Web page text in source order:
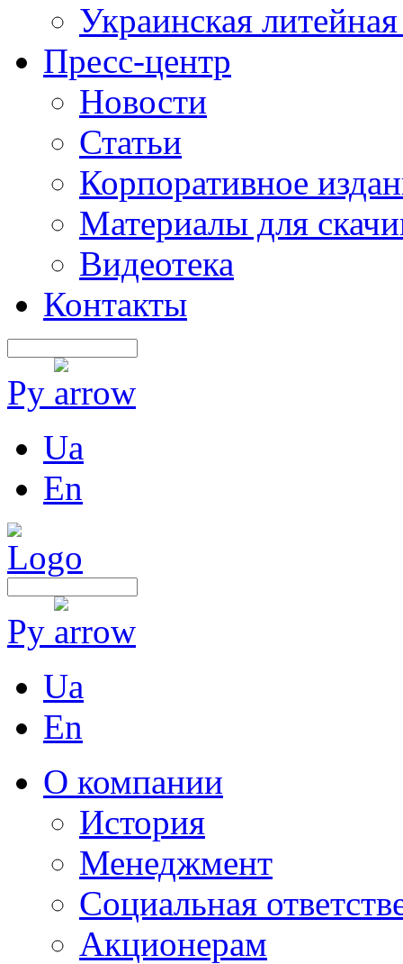
Украинская
Пресс-центр
Новости
Статьи
Корпоративное
Материалы для
Видеотека
Контакты
Ру
Ua
En
Ру
Ua
En
О компании
История
Менеджмент
Социальная
Акционерам